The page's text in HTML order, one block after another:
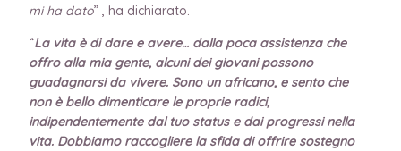
mi ha dato” , ha dichiarato.
“La vita è di dare e avere… dalla poca assistenza che
offro alla mia gente, alcuni dei giovani possono
guadagnarsi da vivere. Sono un africano, e sento che
non è bello dimenticare le proprie radici,
indipendentemente dal tuo status e dai progressi nella
vita. Dobbiamo raccogliere la sfida di offrire sostegno